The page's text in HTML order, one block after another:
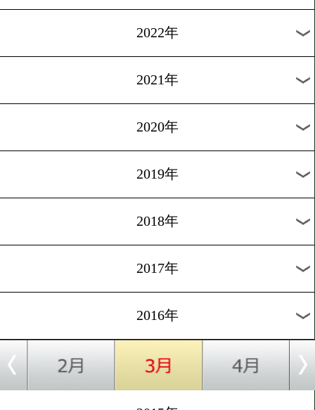
2023年
2021年
2020年
2018年